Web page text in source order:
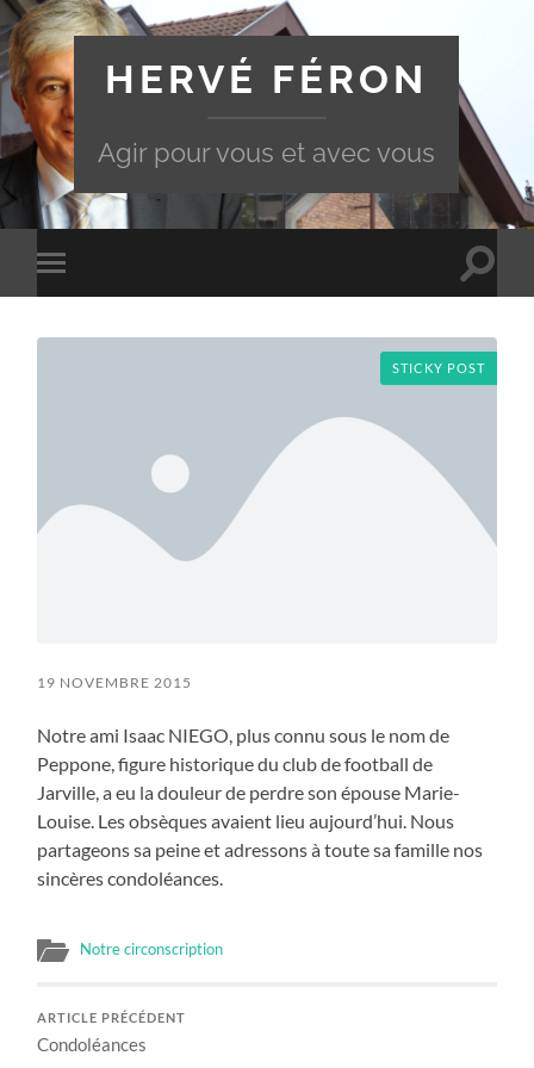
HERVÉ FÉRON
Agir pour vous et avec vous
Toggle
mobile
Toggle
STICKY POST
19 NOVEMBRE 2015
Notre ami Isaac NIEGO, plus connu sous le nom de
Peppone, figure historique du club de football de
Jarville, a eu la douleur de perdre son épouse Marie-
Louise. Les obsèques avaient lieu aujourd’hui. Nous
partageons sa peine et adressons à toute sa famille nos
sincères condoléances.
Notre circonscription
ARTICLE PRÉCÉDENT
Condoléances